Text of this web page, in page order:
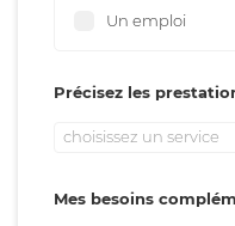
Un emploi
Précisez les
choisissez un service
Mes besoins